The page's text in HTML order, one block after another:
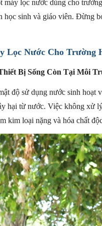
lọc nước dùng cho
học sinh và giáo viên. Đừng
Lọc Nước Cho Trường
Bị Sống Còn Tại Môi
độ sử dụng nước sinh hoạt
hại từ nước. Việc không xử
kim loại nặng và hóa chất